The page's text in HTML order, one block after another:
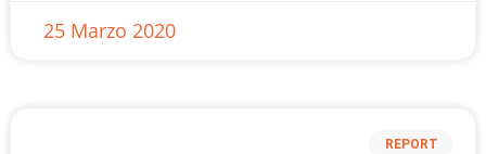
25 Marzo 2020
REPORT